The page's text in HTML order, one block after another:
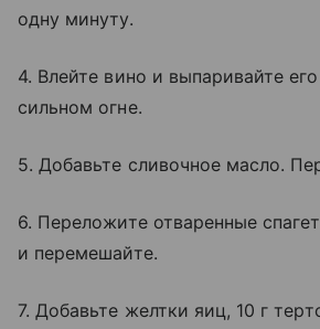
одну минуту.
4. Влейте вино и выпаривайте
сильном огне.
5. Добавьте сливочное масло.
6. Переложите отваренные
и перемешайте.
7. Добавьте желтки яиц, 10 г